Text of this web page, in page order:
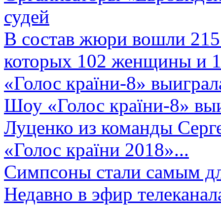
судей
В состав жюри вошли 215
которых 102 женщины и
«Голос країни-8»
Шоу «Голос країни-8»
Луценко из команды
«Голос країни 2018»...
Симпсоны стали самым
Недавно в эфир